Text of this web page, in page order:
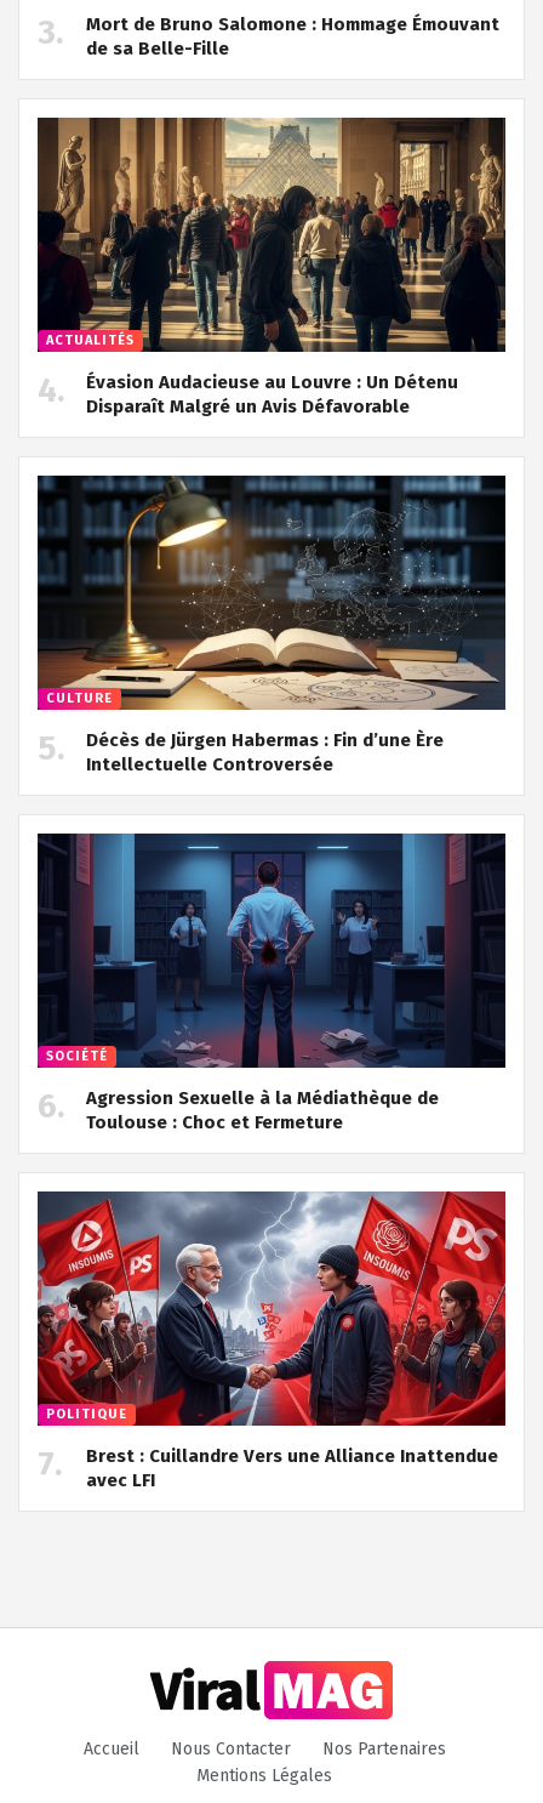
Mort de Bruno Salomone : Hommage Émouvant
de sa Belle-Fille
ACTUALITÉS
Évasion Audacieuse au Louvre : Un Détenu
Disparaît Malgré un Avis Défavorable
CULTURE
Décès de Jürgen Habermas : Fin d’une Ère
Intellectuelle Controversée
SOCIÉTÉ
Agression Sexuelle à la Médiathèque de
Toulouse : Choc et Fermeture
POLITIQUE
Brest : Cuillandre Vers une Alliance Inattendue
avec LFI
Accueil Nous Contacter
Nos Partenaires
Mentions Légales